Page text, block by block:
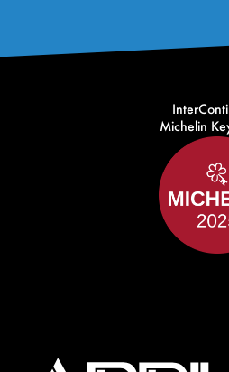
Michelin